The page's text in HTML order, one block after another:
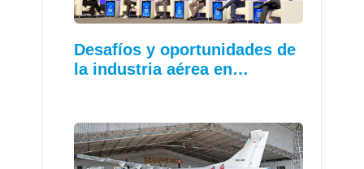
Desafíos y oportunidades de
la industria aérea en…